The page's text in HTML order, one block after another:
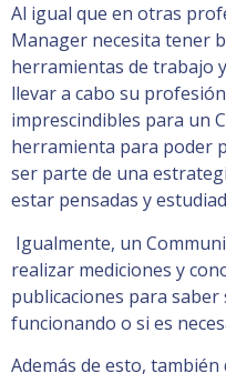
Al igual que en otras
Manager necesita tener
herramientas de trabajo
llevar a cabo su
imprescindibles para un
herramienta para poder
ser parte de una
estar pensadas y
Igualmente, un
realizar mediciones y
publicaciones para
funcionando o si es
Además de esto,